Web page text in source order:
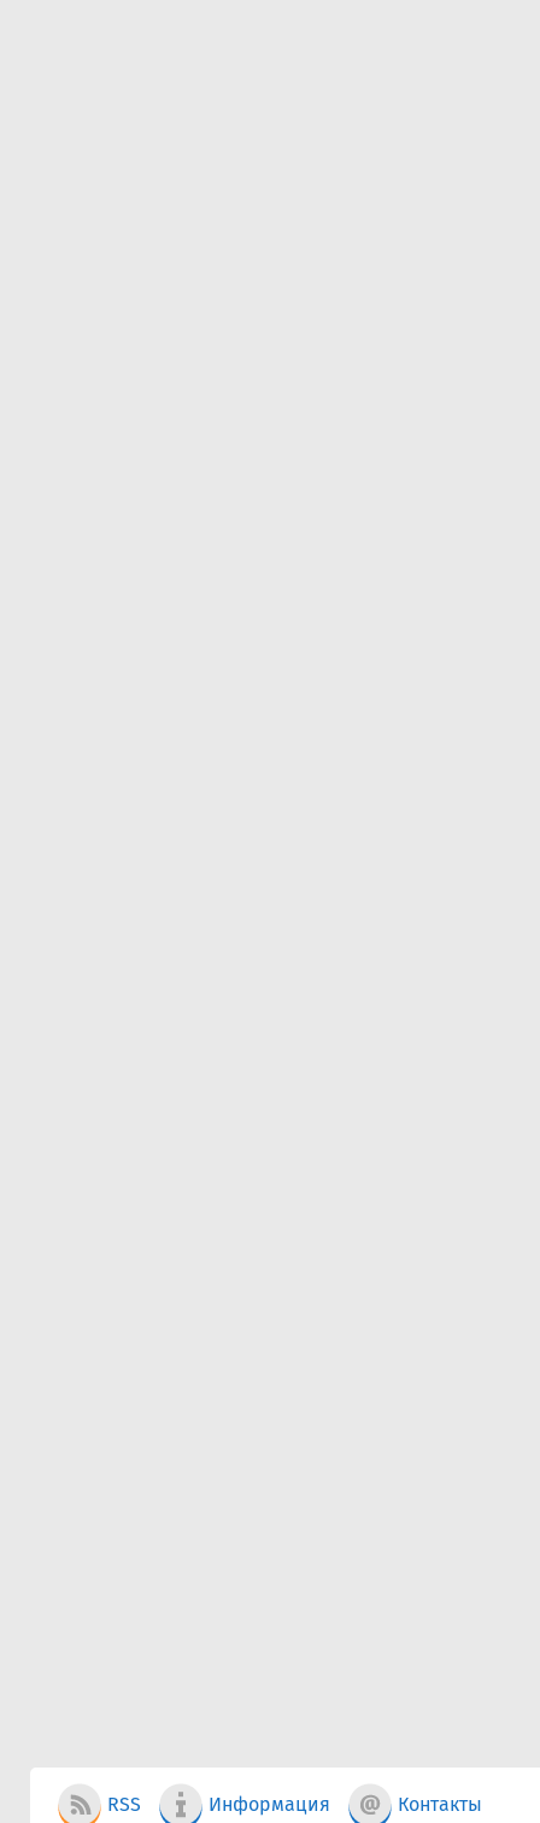
RSS Информация Контакты